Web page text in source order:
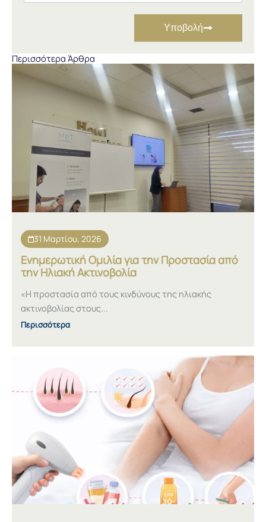
Υποβολή
Περισσότερα Άρθρα
31 Μαρτίου, 2026
Ενημερωτική Ομιλία για την Προστασία από
την Ηλιακή Ακτινοβολία
«Η προστασία από τους κινδύνους της ηλιακής
ακτινοβολίας στους...
Περισσότερα